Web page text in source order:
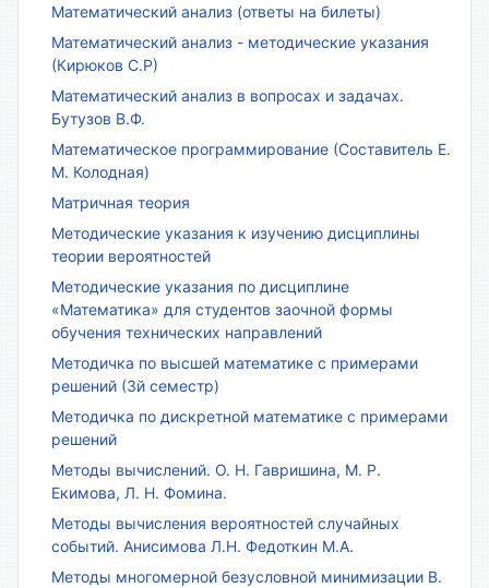
Математический анализ (ответы на билеты)
Математический анализ - методические указания
(Кирюков С.Р)
Математический анализ в вопросах и задачах.
Бутузов В.Ф.
Математическое программирование (Составитель Е.
М. Колодная)
Матричная теория
Методические указания к изучению дисциплины
теории вероятностей
Методические указания по дисциплине
«Математика» для студентов заочной формы
обучения технических направлений
Методичка по высшей математике с примерами
решений (3й семестр)
Методичка по дискретной математике с примерами
решений
Методы вычислений. О. Н. Гавришина, М. Р.
Екимова, Л. Н. Фомина.
Методы вычисления вероятностей случайных
событий. Анисимова Л.Н. Федоткин М.А.
Методы многомерной безусловной минимизации В.